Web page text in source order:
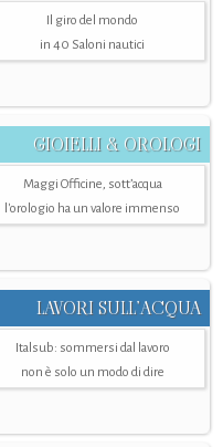
Il giro del mondo
in 40 Saloni nautici
GIOIELLI & OROLOGI
Maggi Officine, sott’acqua
l'orologio ha un valore immenso
LAVORI SULL’ACQUA
Italsub: sommersi dal lavoro
non è solo un modo di dire